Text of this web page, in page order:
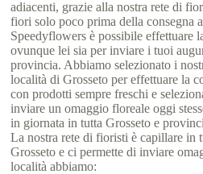
adiacenti, grazie alla nostra rete di
fiori solo poco prima della consegna
Speedyflowers è possibile effettuare
ovunque lei sia per inviare i tuoi
provincia. Abbiamo selezionato i
località di Grosseto per effettuare la
con prodotti sempre freschi e
inviare un omaggio floreale oggi
in giornata in tutta Grosseto e
La nostra rete di fioristi è capillare in
Grosseto e ci permette di inviare
località abbiamo: